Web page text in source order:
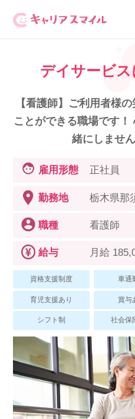
無料相談・お問
無料転職相談・お
選択して
派遣で働く
その他のお問い合
採用担当
正社員・パー
介護のリ
キャリアス
スマイルカ
紹介会社を使う
介護・看護の
デイサービ
【看護師】ご利用者様
ことができる職場です
緒にしませ
雇用形態 正社員
勤務地 栃木県那
職種 看護師
給与 月給
資格支援制度 車通
育児支援あり 賞与
シフト制 社会保